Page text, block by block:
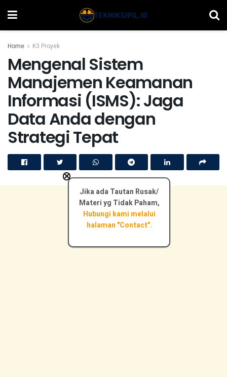
Home K3 Proyek
Mengenal Sistem
Manajemen Keamanan
Informasi (ISMS): Jaga
Data Anda dengan
Strategi Tepat
Jika ada Tautan Rusak/
Materi yg Tidak Paham,
Hubungi kami melalui
halaman "Contact".
×